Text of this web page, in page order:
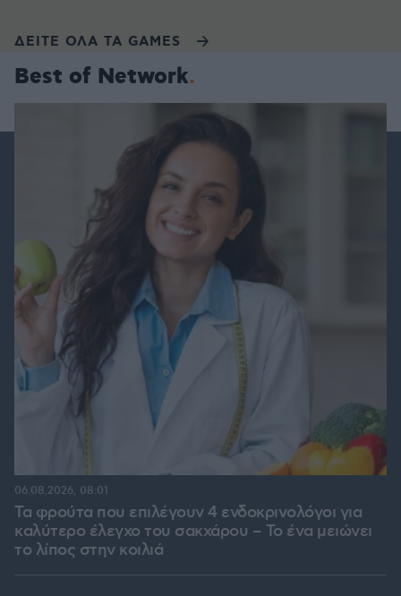
ΔΕΙΤΕ ΟΛΑ ΤΑ GAMES
Best of Network
Τα φρούτα που επιλέγουν 4 ενδοκρινολόγοι για
καλύτερο έλεγχο του σακχάρου – Το ένα μειώνει
το λίπος στην κοιλιά
06.08.2026, 08:01